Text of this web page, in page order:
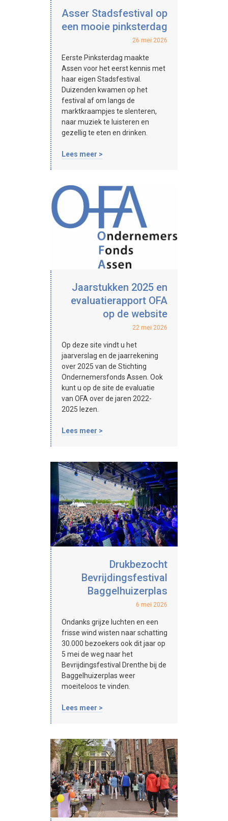
Asser Stadsfestival op
een mooie pinksterdag
26 mei 2026
Eerste Pinksterdag maakte
Assen voor het eerst kennis met
haar eigen Stadsfestival.
Duizenden kwamen op het
festival af om langs de
marktkraampjes te slenteren,
naar muziek te luisteren en
gezellig te eten en drinken.
Lees meer >
Jaarstukken 2025 en
evaluatierapport OFA
op de website
22 mei 2026
Op deze site vindt u het
jaarverslag en de jaarrekening
over 2025 van de Stichting
Ondernemersfonds Assen. Ook
kunt u op de site de evaluatie
van OFA over de jaren 2022-
2025 lezen.
Lees meer >
Drukbezocht
Bevrijdingsfestival
Baggelhuizerplas
6 mei 2026
Ondanks grijze luchten en een
frisse wind wisten naar schatting
30.000 bezoekers ook dit jaar op
5 mei de weg naar het
Bevrijdingsfestival Drenthe bij de
Baggelhuizerplas weer
moeiteloos te vinden.
Lees meer >